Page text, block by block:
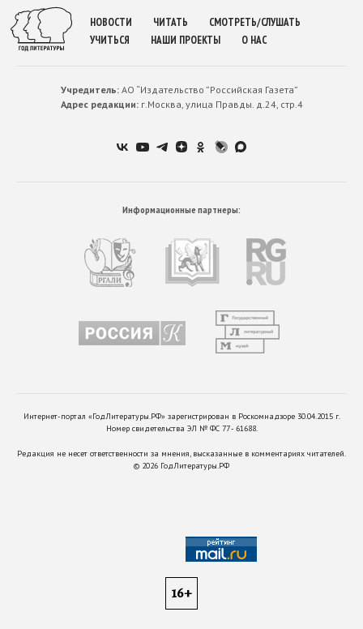
НОВОСТИ ЧИТАТЬ
СМОТРЕТЬ/СЛУШАТЬ
УЧИТЬСЯ
НАШИ ПРОЕКТЫ О НАС
Учредитель:АО “Издательство ”Российская Газета”
Адрес редакции:г.Москва, улица Правды. д.24, стр.4
Информационные партнеры:
Интернет-портал «ГодЛитературы.РФ» зарегистрирован в Роскомнадзоре 30.04.2015 г.
Номер свидетельства ЭЛ № ФС 77 - 61688.
Редакция не несет ответственности за мнения, высказанные в комментариях читателей.
© 2026 ГодЛитературы.РФ
16+